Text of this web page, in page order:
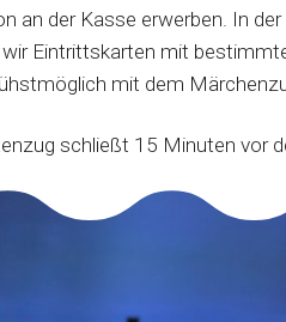
an der Kasse erwerben. In
Eintrittskarten mit
mit dem
schließt 15 Minuten vor